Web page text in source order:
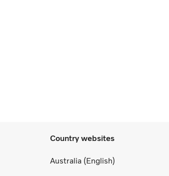
Country websites
Australia (English)